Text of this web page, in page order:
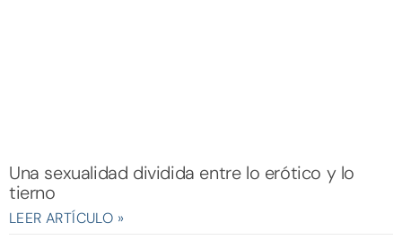
Una sexualidad dividida entre lo erótico y lo
tierno
LEER ARTÍCULO »